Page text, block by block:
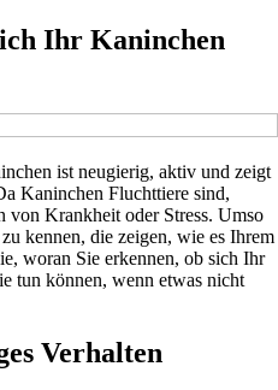
Ihr Kaninchen
ist neugierig, aktiv und zeigt
Kaninchen Fluchttiere sind,
von Krankheit oder Stress. Umso
kennen, die zeigen, wie es Ihrem
woran Sie erkennen, ob sich Ihr
tun können, wenn etwas nicht
Verhalten